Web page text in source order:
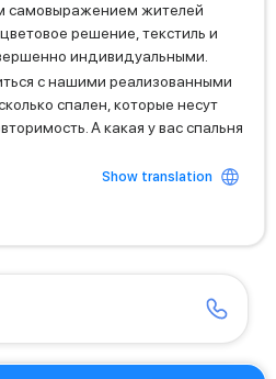
самовыражением жителей
решение, текстиль и
индивидуальными.
с нашими реализованными
спален, которые несут
А какая у вас спальня
Show translation